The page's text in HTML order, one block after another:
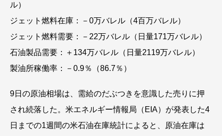
ル）
ジェット燃料在庫：－0万バレル（4百万バレル）
ジェット燃料需要：－22万バレル（日量171万バレル）
石油製品需要：＋134万バレル（日量2119万バレル）
製油所稼働率：－0.9％（86.7％）
9日の原油相場は、需給のだぶつきを意識した売りに押
され続落した。米エネルギー情報局（EIA）が発表した4
日までの1週間の米石油在庫統計によると、原油在庫は